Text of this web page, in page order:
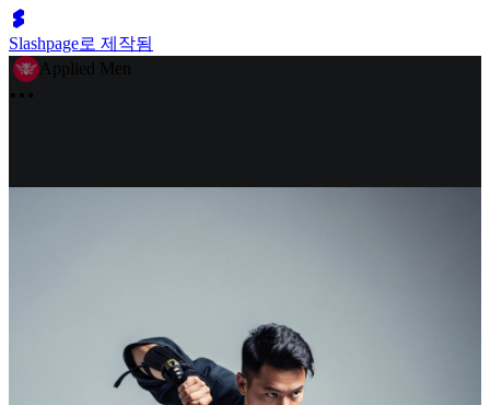
Slashpage로 제작됨
Applied Men